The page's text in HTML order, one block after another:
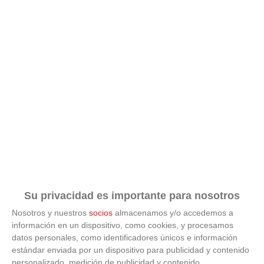
Su privacidad es importante para nosotros
Nosotros y nuestros socios almacenamos y/o accedemos a
información en un dispositivo, como cookies, y procesamos
datos personales, como identificadores únicos e información
estándar enviada por un dispositivo para publicidad y contenido